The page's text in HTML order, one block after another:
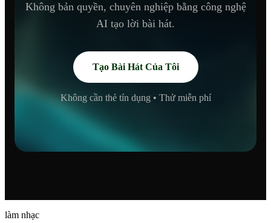
Không bản quyền, chuyên nghiệp bằng công nghệ
AI tạo lời bài hát.
Tạo Bài Hát Của Tôi
Không cần thẻ tín dụng • Thử miễn phí
làm nhạc